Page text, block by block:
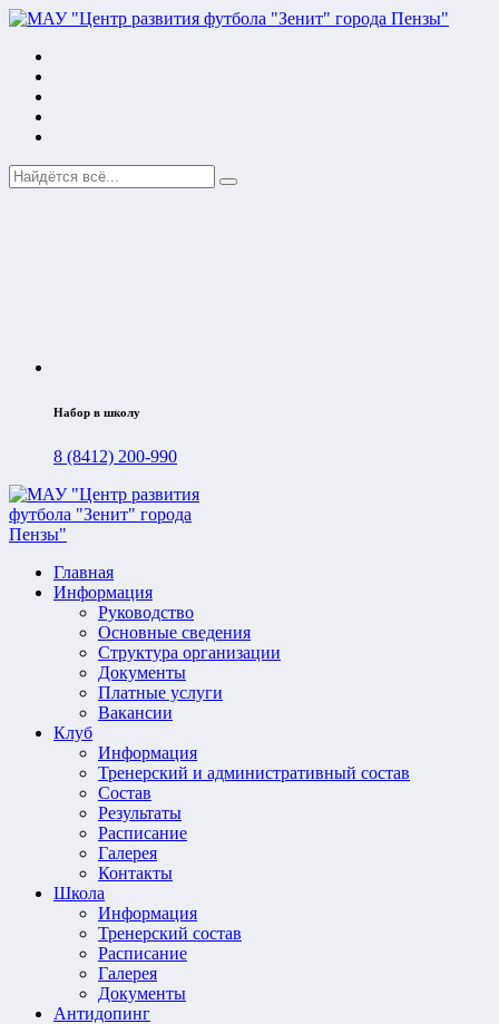
Набор в школу
8 (8412) 200-990
Главная
Информация
Руководство
Основные сведения
Структура организации
Документы
Платные услуги
Вакансии
Клуб
Информация
Тренерский и административный состав
Состав
Результаты
Расписание
Галерея
Контакты
Школа
Информация
Тренерский состав
Расписание
Галерея
Документы
Антидопинг